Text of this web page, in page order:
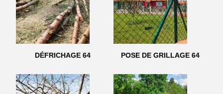
DÉFRICHAGE 64 POSE DE GRILLAGE 64